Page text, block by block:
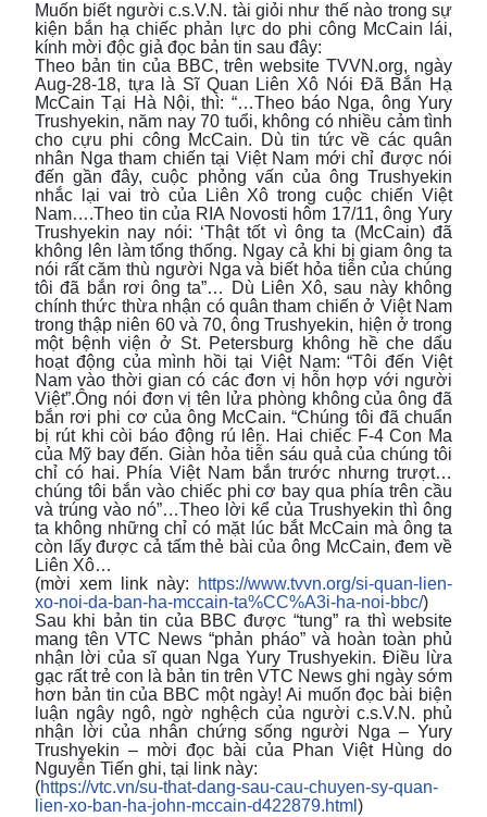
Muốn biết người c.s.V.N. tài giỏi như thế nào trong sự
kiện bắn hạ chiếc phản lực do phi công McCain lái,
kính mời độc giả đọc bản tin sau đây:
Theo bản tin của BBC, trên website TVVN.org, ngày
Aug-28-18, tựa là Sĩ Quan Liên Xô Nói Đã Bắn Hạ
McCain Tại Hà Nội, thì: “…Theo báo Nga, ông Yury
Trushyekin, năm nay 70 tuổi, không có nhiều cảm tình
cho cựu phi công McCain. Dù tin tức về các quân
nhân Nga tham chiến tại Việt Nam mới chỉ được nói
đến gần đây, cuộc phỏng vấn của ông Trushyekin
nhắc lại vai trò của Liên Xô trong cuộc chiến Việt
Nam….Theo tin của RIA Novosti hôm 17/11, ông Yury
Trushyekin nay nói: ‘Thật tốt vì ông ta (McCain) đã
không lên làm tổng thống. Ngay cả khi bị giam ông ta
nói rất căm thù người Nga và biết hỏa tiễn của chúng
tôi đã bắn rơi ông ta”… Dù Liên Xô, sau này không
chính thức thừa nhận có quân tham chiến ở Việt Nam
trong thập niên 60 và 70, ông Trushyekin, hiện ở trong
một bệnh viện ở St. Petersburg không hề che dấu
hoạt động của mình hồi tại Việt Nam: “Tôi đến Việt
Nam vào thời gian có các đơn vị hỗn hợp với người
Việt”.Ông nói đơn vị tên lửa phòng không của ông đã
bắn rơi phi cơ của ông McCain. “Chúng tôi đã chuẩn
bị rút khi còi báo động rú lên. Hai chiếc F-4 Con Ma
của Mỹ bay đến. Giàn hỏa tiễn sáu quả của chúng tôi
chỉ có hai. Phía Việt Nam bắn trước nhưng trượt…
chúng tôi bắn vào chiếc phi cơ bay qua phía trên cầu
và trúng vào nó”…Theo lời kể của Trushyekin thì ông
ta không những chỉ có mặt lúc bắt McCain mà ông ta
còn lấy được cả tấm thẻ bài của ông McCain, đem về
Liên Xô…
(mời xem link này:
https://www.tvvn.org/si-quan-lien-
xo-noi-da-ban-ha-mccain-ta%CC%A3i-ha-noi-bbc/)
Sau khi bản tin của BBC được “tung” ra thì website
mang tên VTC News “phản pháo” và hoàn toàn phủ
nhận lời của sĩ quan Nga Yury Trushyekin. Điều lừa
gạc rất trẻ con là bản tin trên VTC News ghi ngày sớm
hơn bản tin của BBC một ngày! Ai muốn đọc bài biện
luận ngây ngô, ngờ nghệch của người c.s.V.N. phủ
nhận lời của nhân chứng sống người Nga – Yury
Trushyekin – mời đọc bài của Phan Việt Hùng do
Nguyễn Tiến ghi, tại link này:
(https://vtc.vn/su-that-dang-sau-cau-chuyen-sy-quan-
lien-xo-ban-ha-john-mccain-d422879.html )